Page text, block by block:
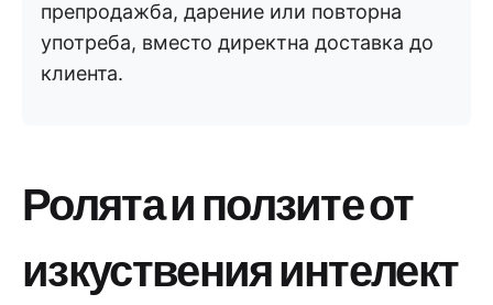
препродажба, дарение или повторна
употреба, вместо директна доставка до
клиента.
Ролята и ползите от
изкуствения интелект